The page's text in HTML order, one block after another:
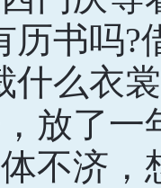
历书吗?
什么衣
放了
不济